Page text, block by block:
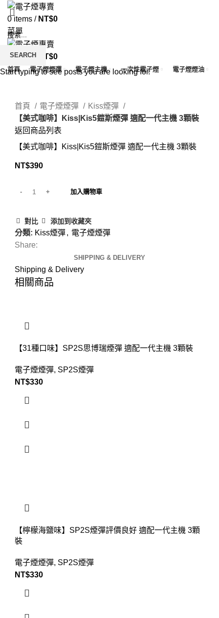
0 items / NT$0
菜單
0items / NT$0
首頁 電子煙煙彈 電子煙主機 一次性電子煙 電子煙煙油
首頁
電子煙煙彈
Kiss煙彈
【美式咖啡】Kiss|Kis5鎧斯煙彈 適配一代主機 3顆裝
返回商品列表
【美式咖啡】Kiss|Kis5鎧斯煙彈 適配一代主機 3顆裝
NT$390
加入購物車
對比 添加到收藏夾
分類: Kiss煙彈, 電子煙煙彈
Share:
SHIPPING & DELIVERY
Shipping & Delivery
相關商品
【31種口味】SP2S思博瑞煙彈 適配一代主機 3顆裝
電子煙煙彈, SP2S煙彈
NT$330
【檸檬海鹽味】SP2S煙彈評價良好 適配一代主機 3顆
裝
電子煙煙彈, SP2S煙彈
NT$330
SEARCH
Start typing to see posts you are looking for.